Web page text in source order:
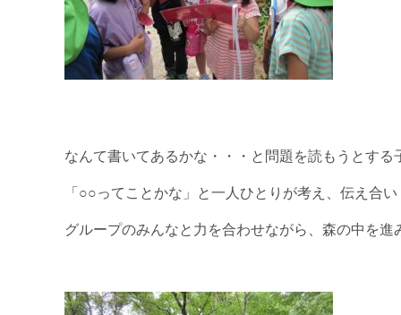
なんて書いてあるかな・・・と問題を読もうとする
「○○ってことかな」と一人ひとりが考え、伝え合い
グループのみんなと力を合わせながら、森の中を進